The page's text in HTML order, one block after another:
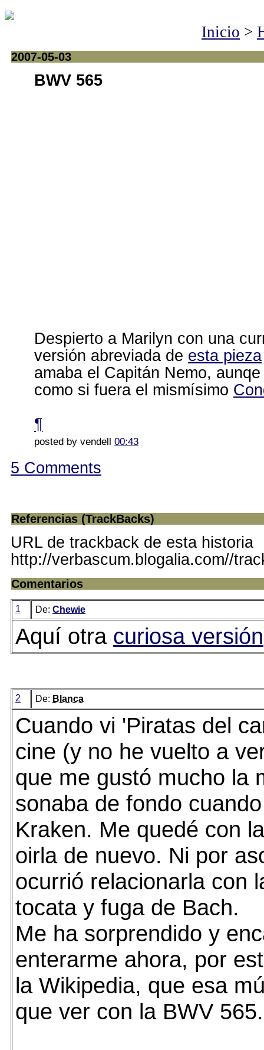
Inicio >
2007-05-03
BWV 565
Despierto a Marilyn con una
versión abreviada de esta pieza
amaba el Capitán Nemo,
como si fuera el mismísimo
¶
posted by vendell 00:43
5 Comments
Referencias (TrackBacks)
URL de trackback de esta historia
http://verbascum.blogalia.com//
Comentarios
1 De: Chewie
Aquí otra curiosa versión
2 De: Blanca
Cuando vi 'Piratas del
cine (y no he vuelto a
que me gustó mucho la
sonaba de fondo
Kraken. Me quedé con
oirla de nuevo. Ni por
ocurrió relacionarla con
tocata y fuga de Bach.
Me ha sorprendido y
enterarme ahora, por
la Wikipedia, que esa
que ver con la BWV